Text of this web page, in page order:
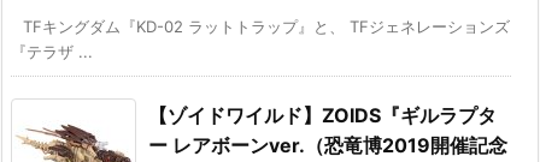
TFキングダム『KD-02 ラットトラップ』と、 TFジェネレーションズ
『テラザ ...
【ゾイドワイルド】ZOIDS『ギルラプタ
ー レアボーンver.（恐竜博2019開催記念